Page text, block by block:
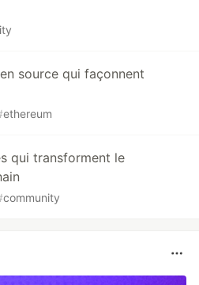
source qui façonnent
ethereum
qui transforment le
community